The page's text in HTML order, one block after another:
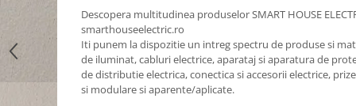
Descopera multitudinea produselor SMART HOUSE
smarthouseelectric.ro
Iti punem la dispozitie un intreg spectru de produse si
de iluminat, cabluri electrice, aparataj si aparatura de
de distributie electrica, conectica si accesorii electrice,
si modulare si aparente/aplicate.